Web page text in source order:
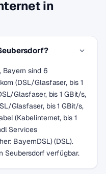
in
Bayern sind 6
(DSL/Glasfaser, bis 1
Glasfaser, bis 1 GBit/s,
Glasfaser, bis 1 GBit/s,
(Kabelinternet, bis 1
Services
BayernDSL) (DSL).
Seubersdorf verfügbar.